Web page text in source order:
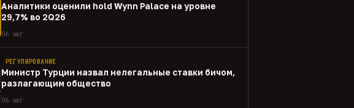
Аналитики оценили hold Wynn Palace на уровне
29,7% во 2Q26
06 авг
РЕГУЛИРОВАНИЕ
Министр Турции назвал нелегальные ставки бичом,
разлагающим общество
06 авг